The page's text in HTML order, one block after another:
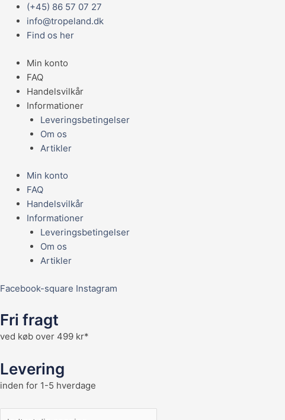
indholdet
(+45) 86 57 07 27
info@tropeland.dk
Find os her
Min konto
FAQ
Handelsvilkår
Informationer
Leveringsbetingelser
Om os
Artikler
Min konto
FAQ
Handelsvilkår
Informationer
Leveringsbetingelser
Om os
Artikler
Facebook-square Instagram
Fri fragt
ved køb over 499 kr*
Levering
inden for 1-5 hverdage
Main
Menu
JR
Farm
Grøntsagsringe
antal